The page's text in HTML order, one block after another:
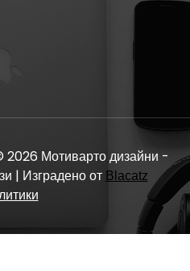
2026 Мотиварто дизайни -
| Изградено от Blacatz